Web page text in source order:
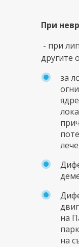
При
- при
другите
за
на
на